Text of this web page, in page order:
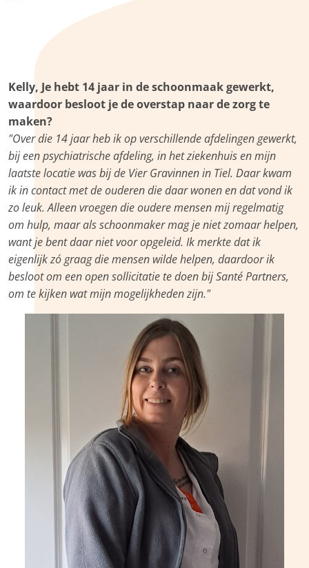
Kelly, Je hebt 14 jaar in de schoonmaak gewerkt,
waardoor besloot je de overstap naar de zorg te
maken?
"Over die 14 jaar heb ik op verschillende afdelingen gewerkt,
bij een psychiatrische afdeling, in het ziekenhuis en mijn
laatste locatie was bij de Vier Gravinnen in Tiel. Daar kwam
ik in contact met de ouderen die daar wonen en dat vond ik
zo leuk. Alleen vroegen die oudere mensen mij regelmatig
om hulp, maar als schoonmaker mag je niet zomaar helpen,
want je bent daar niet voor opgeleid. Ik merkte dat ik
eigenlijk zó graag die mensen wilde helpen, daardoor ik
besloot om een open sollicitatie te doen bij Santé Partners,
om te kijken wat mijn mogelijkheden zijn."